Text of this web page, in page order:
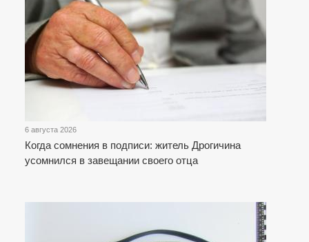
6 августа 2026
Когда сомнения в подписи: житель Дрогичина
усомнился в завещании своего отца